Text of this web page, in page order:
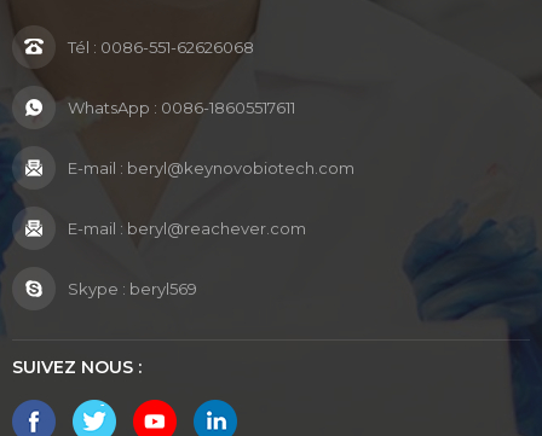
Tél : 0086-551-62626068
WhatsApp : 0086-18605517611
E-mail : beryl@keynovobiotech.com
E-mail : beryl@reachever.com
Skype : beryl569
SUIVEZ NOUS :